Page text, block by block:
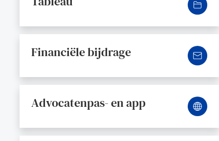
Relevante linkjes
Financiële bijdrage
Advocatenpas- en app